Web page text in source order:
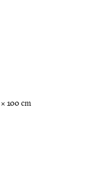
100 cm